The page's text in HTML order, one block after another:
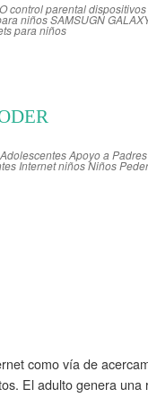
control parentaldispositivos
niñosSAMSUGN
para niños
AdolescentesApoyo a Padres
Internet niñosNiños
como vía de
El adulto genera una